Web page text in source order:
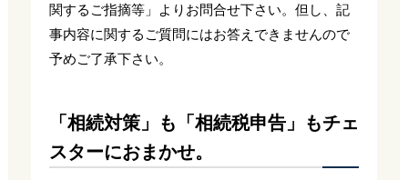
関するご指摘等」よりお問合せ下さい。但し、記
事内容に関するご質問にはお答えできませんので
予めご了承下さい。
「相続対策」も「相続税申告」もチェ
スターにおまかせ。